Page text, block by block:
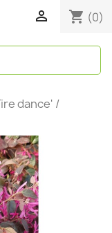
 shopping_cart (0)
dance' /